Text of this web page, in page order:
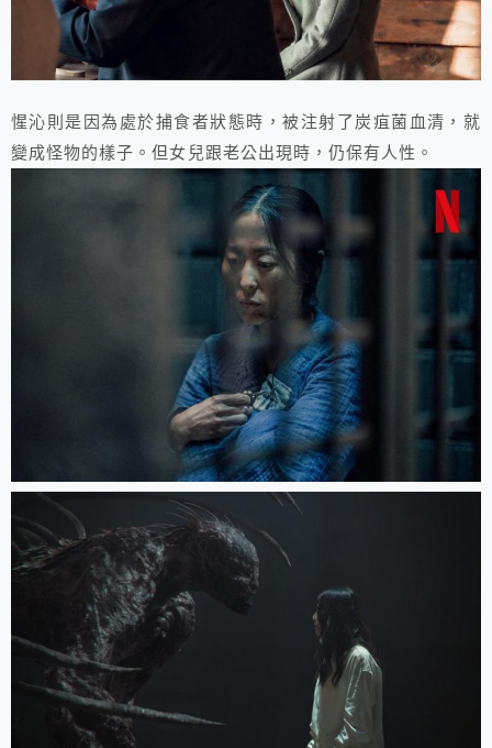
惺沁則是因為處於捕食者狀態時，被注射了炭疽菌血清，就
變成怪物的樣子。但女兒跟老公出現時，仍保有人性。